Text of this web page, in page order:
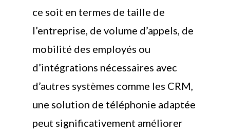
ce soit en termes de taille de
l’entreprise, de volume d’appels, de
mobilité des employés ou
d’intégrations nécessaires avec
d’autres systèmes comme les CRM,
une solution de téléphonie adaptée
peut significativement améliorer